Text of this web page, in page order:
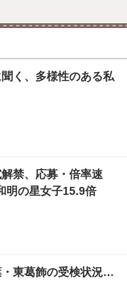
く、多様性のある私
禁、応募・倍率速
明の星女子15.9倍
・東葛飾の受検状況…